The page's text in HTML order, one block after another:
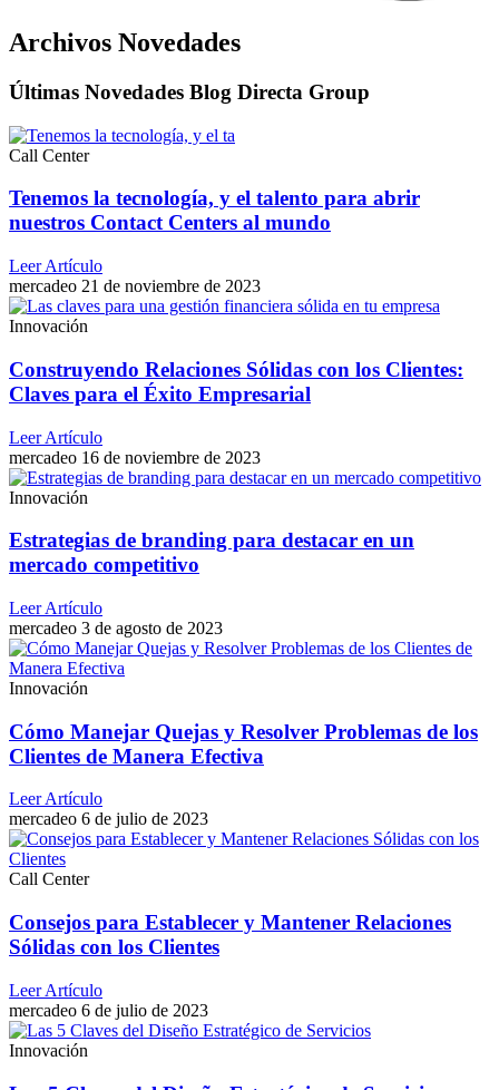
Archivos Novedades
Últimas Novedades Blog Directa Group
Call Center
Tenemos la tecnología, y el talento para abrir
nuestros Contact Centers al mundo
Leer Artículo
mercadeo 21 de noviembre de 2023
Innovación
Construyendo Relaciones Sólidas con los Clientes:
Claves para el Éxito Empresarial
Leer Artículo
mercadeo 16 de noviembre de 2023
Innovación
Estrategias de branding para destacar en un
mercado competitivo
Leer Artículo
mercadeo 3 de agosto de 2023
Innovación
Cómo Manejar Quejas y Resolver Problemas de los
Clientes de Manera Efectiva
Leer Artículo
mercadeo 6 de julio de 2023
Call Center
Consejos para Establecer y Mantener Relaciones
Sólidas con los Clientes
Leer Artículo
mercadeo 6 de julio de 2023
Innovación